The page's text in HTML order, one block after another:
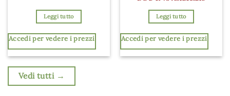
Leggi tutto
Accedi per vedere i prezzi
Leggi tutto
Accedi per vedere i prezzi
Vedi tutti →